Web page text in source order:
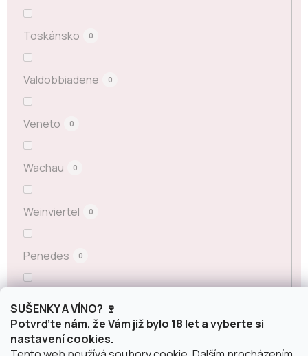
SUŠENKY A VÍNO? 🍷
Potvrďte nám, že Vám již bylo 18 let a vyberte si
nastavení cookies.
Toskánsko 0
Valdobbiadene 0
Veneto 0
Wachau 0
Weinviertel 0
Penedes 0
La Mancha
Classico 0